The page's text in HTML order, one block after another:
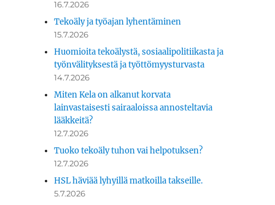
16.7.2026
Tekoäly ja työajan lyhentäminen
15.7.2026
Huomioita tekoälystä, sosiaalipolitiikasta ja
työnvälityksestä ja työttömyysturvasta
14.7.2026
Miten Kela on alkanut korvata
lainvastaisesti sairaaloissa annosteltavia
lääkkeitä?
12.7.2026
Tuoko tekoäly tuhon vai helpotuksen?
12.7.2026
HSL häviää lyhyillä matkoilla takseille.
5.7.2026